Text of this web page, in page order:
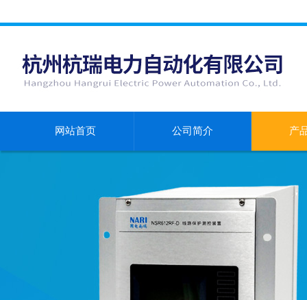
网站首页 公司简介 产